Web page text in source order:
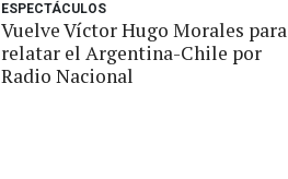
ESPECTÁCULOS
Vuelve Víctor Hugo Morales para
relatar el Argentina-Chile por
Radio Nacional